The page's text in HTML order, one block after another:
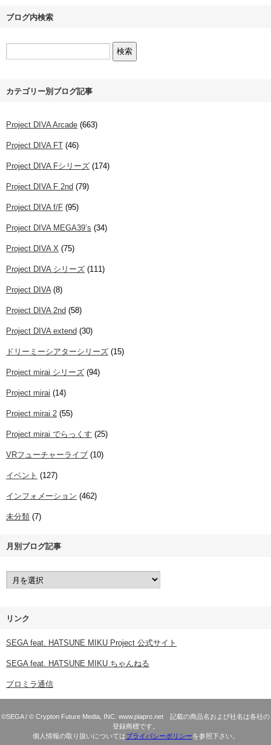
ブログ内検索
カテゴリー別ブログ記事
Project DIVA Arcade (663)
Project DIVA FT (46)
Project DIVA Fシリーズ (174)
Project DIVA F 2nd (79)
Project DIVA f/F (95)
Project DIVA MEGA39’s (34)
Project DIVA X (75)
Project DIVA シリーズ (111)
Project DIVA (8)
Project DIVA 2nd (58)
Project DIVA extend (30)
ドリーミーシアターシリーズ (15)
Project mirai シリーズ (94)
Project mirai (14)
Project mirai 2 (55)
Project mirai でらっくす (25)
VRフューチャーライブ (10)
イベント (127)
インフォメーション (462)
未分類 (7)
月別ブログ記事
リンク
SEGA feat. HATSUNE MIKU Project 公式サイト
SEGA feat. HATSUNE MIKU ちゃんねる
プロミラ通信
©SEGA / © Crypton Future Media, INC. www.piapro.net 記載の商品名および社名は各社の
登録商標です。
個人情報の取り扱いについてはプライバシーポリシーを参照下さい。